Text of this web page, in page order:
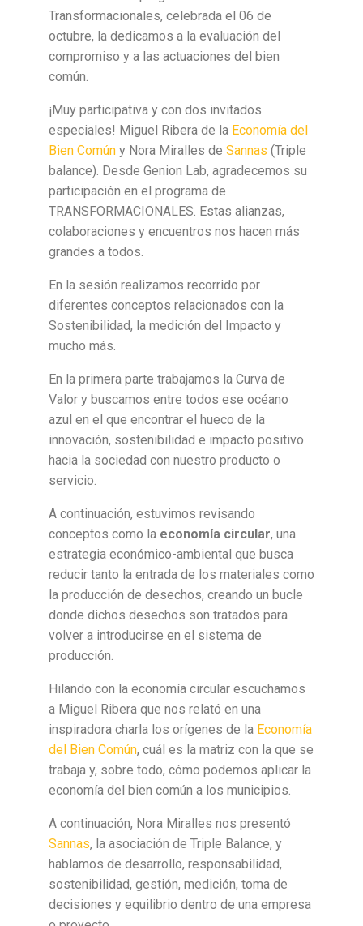
Transformacionales, celebrada el 06 de
octubre, la dedicamos a la evaluación del
compromiso y a las actuaciones del bien
común.
¡Muy participativa y con dos invitados
especiales! Miguel Ribera de la Economía del
Bien Común y Nora Miralles de Sannas (Triple
balance). Desde Genion Lab, agradecemos su
participación en el programa de
TRANSFORMACIONALES. Estas alianzas,
colaboraciones y encuentros nos hacen más
grandes a todos.
En la sesión realizamos recorrido por
diferentes conceptos relacionados con la
Sostenibilidad, la medición del Impacto y
mucho más.
En la primera parte trabajamos la Curva de
Valor y buscamos entre todos ese océano
azul en el que encontrar el hueco de la
innovación, sostenibilidad e impacto positivo
hacia la sociedad con nuestro producto o
servicio.
A continuación, estuvimos revisando
conceptos como la economía circular, una
estrategia económico-ambiental que busca
reducir tanto la entrada de los materiales como
la producción de desechos, creando un bucle
donde dichos desechos son tratados para
volver a introducirse en el sistema de
producción.
Hilando con la economía circular escuchamos
a Miguel Ribera que nos relató en una
inspiradora charla los orígenes de la Economía
del Bien Común, cuál es la matriz con la que se
trabaja y, sobre todo, cómo podemos aplicar la
economía del bien común a los municipios.
A continuación, Nora Miralles nos presentó
Sannas, la asociación de Triple Balance, y
hablamos de desarrollo, responsabilidad,
sostenibilidad, gestión, medición, toma de
decisiones y equilibrio dentro de una empresa